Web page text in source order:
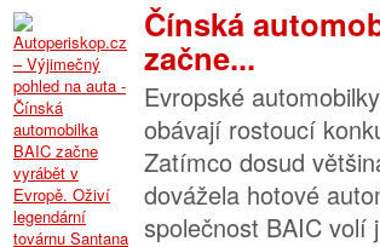
Čínská
začne...
Evropské
obávají rostoucí
Zatímco dosud
dovážela hotové
společnost BAIC volí